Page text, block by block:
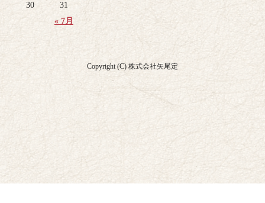
« 7月
30
31
Copyright (C) 株式会社矢尾定